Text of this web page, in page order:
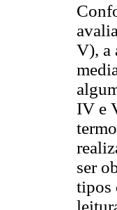
V), a
IV e
ser
tipos